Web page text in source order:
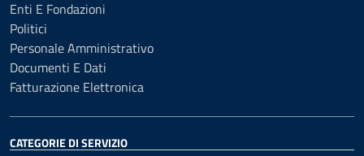
Enti E Fondazioni
Politici
Personale Amministrativo
Documenti E Dati
Fatturazione Elettronica
CATEGORIE DI SERVIZIO